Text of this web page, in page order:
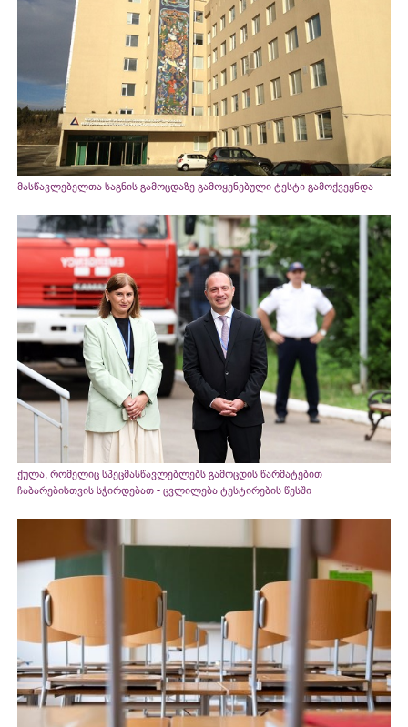
მასწავლებელთა საგნის გამოცდაზე გამოყენებული ტესტი გამოქვეყნდა
ქულა, რომელიც სპეცმასწავლებლებს გამოცდის წარმატებით
ჩაბარებისთვის სჭირდებათ - ცვლილება ტესტირების წესში